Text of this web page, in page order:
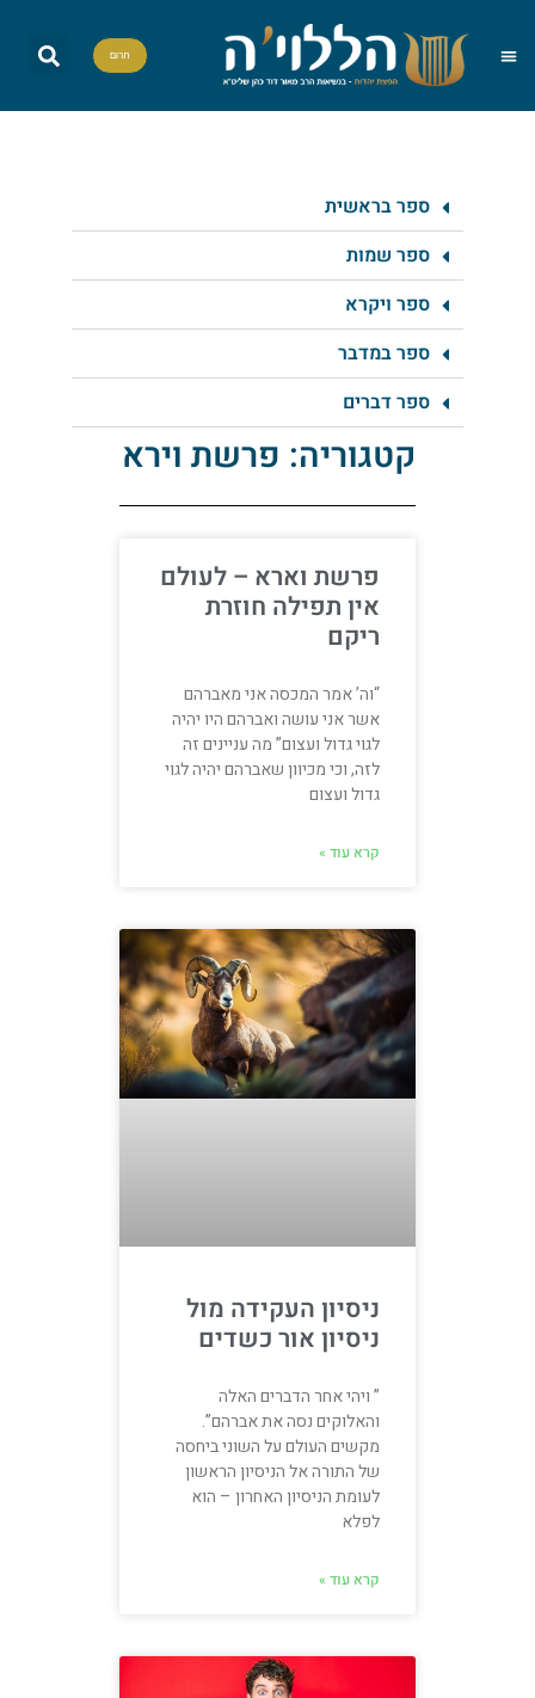
תרום
ספר בראשית
ספר שמות
ספר ויקרא
ספר במדבר
ספר דברים
קטגוריה: פרשת וירא
פרשת וארא – לעולם
אין תפילה חוזרת
ריקם
“וה’ אמר המכסה אני מאברהם
אשר אני עושה ואברהם היו יהיה
לגוי גדול ועצום” מה עניינים זה
לזה, וכי מכיוון שאברהם יהיה לגוי
גדול ועצום
קרא עוד »
ניסיון העקידה מול
ניסיון אור כשדים
” ויהי אחר הדברים האלה
והאלוקים נסה את אברהם”.
מקשים העולם על השוני ביחסה
של התורה אל הניסיון הראשון
לעומת הניסיון האחרון – הוא
לפלא
קרא עוד »